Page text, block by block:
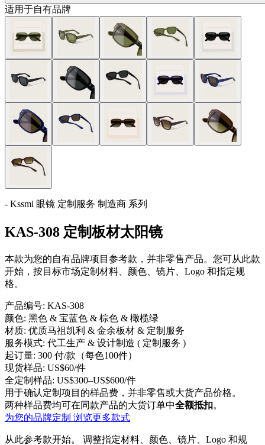
适用于自有品牌
- Kssmi 眼镜 定制服务 制造商 系列
KAS-308 定制板材太阳镜
本款为您的自有品牌项目参考款，并非零售产品。您可从此款
开始，按目标市场定制材料、颜色、镜片、Logo 和指定规
格。
产品编号: KAS-308
颜色: 黑色 & 宝蓝色 & 棕色 & 橄榄绿
材质: 优质马祖凯利 & 金余板材 & 定制服务
服务模式: 代工生产 & 设计制造 ( 定制服务 )
起订量: 300 付/款（每色100件）
现货样品: US$60/件
全定制样品: US$300–US$600/件
用于确认定制项目的样品费，并非零售或大货产品价格。
两种样品费均可在同款产品的大货订单中全额抵扣。
为您的品牌定制 浏览更多款式
从此参考款开始。 调整指定材料、颜色、镜片、Logo 和规